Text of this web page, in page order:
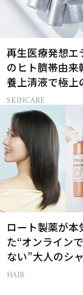
再生医療発想エ
のヒト臍帯由来
養上清液で極上
感ハリ肌」へ
SKINCARE
ロート製薬が本
た“オンライン
ない”大人のシ
トリートメント
HAIR